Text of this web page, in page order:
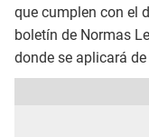
que cumplen con el
boletín de Normas
donde se aplicará